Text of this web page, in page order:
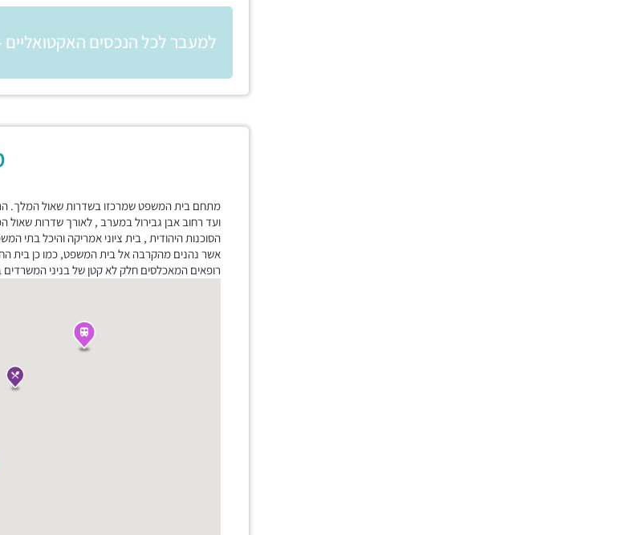
למעבר לכל הנכסים
מתחם בית המשפט שמרכזו בשדרות שאול המלך.
ועד רחוב אבן גבירול במערב , לאורך שדרות שאול
הסוכנות היהודית , בית ציוני אמריקה והיכל בתי
אשר נהנים מהקרבה אל בית המשפט, כמו כן בית
רופאים המאכלסים חלק לא קטן של בניני המשרדים